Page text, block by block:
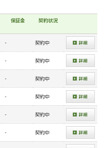
保証金 契約状況
- 契約中
- 契約中
- 契約中
- 契約中
- 契約中
- 契約中